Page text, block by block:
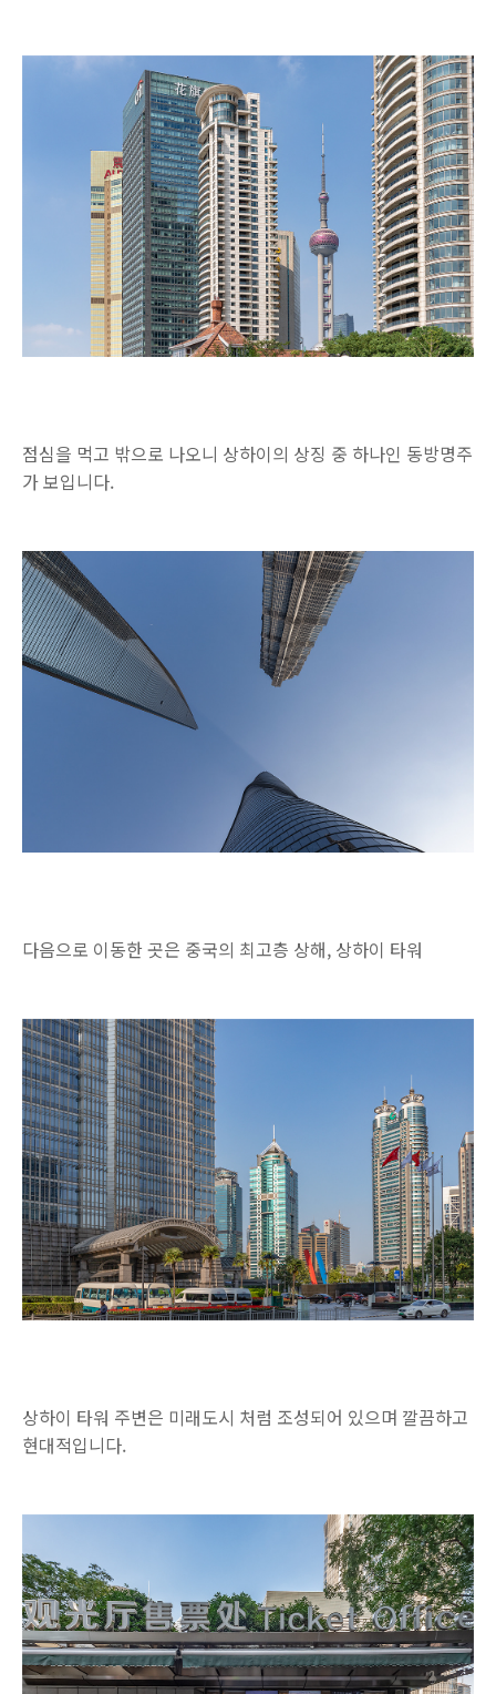
점심을 먹고 밖으로 나오니 상하이의 상징 중 하나인 동방명주
가 보입니다.
다음으로 이동한 곳은 중국의 최고층 상해, 상하이 타워
상하이 타워 주변은 미래도시 처럼 조성되어 있으며 깔끔하고
현대적입니다.